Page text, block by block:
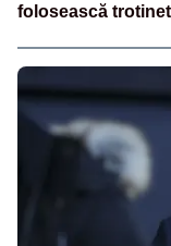
folosească